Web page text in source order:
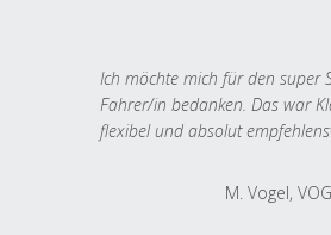
Ich möchte mich für den super
Fahrer/in bedanken. Das war
flexibel und absolut
M. Vogel,